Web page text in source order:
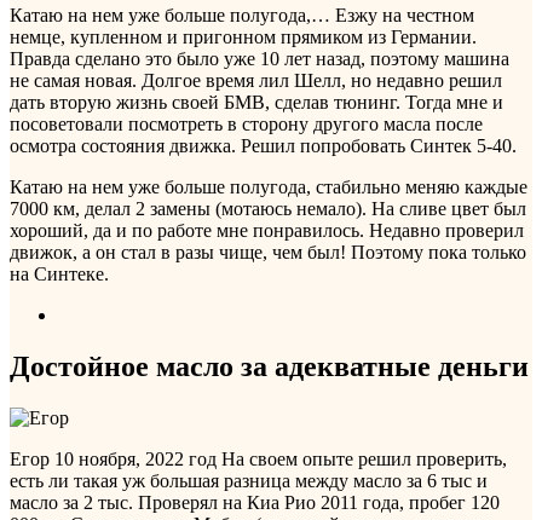
Катаю на нем уже больше полугода,… Езжу на честном
немце, купленном и пригонном прямиком из Германии.
Правда сделано это было уже 10 лет назад, поэтому машина
не самая новая. Долгое время лил Шелл, но недавно решил
дать вторую жизнь своей БМВ, сделав тюнинг. Тогда мне и
посоветовали посмотреть в сторону другого масла после
осмотра состояния движка. Решил попробовать Синтек 5-40.
Катаю на нем уже больше полугода, стабильно меняю каждые
7000 км, делал 2 замены (мотаюсь немало). На сливе цвет был
хороший, да и по работе мне понравилось. Недавно проверил
движок, а он стал в разы чище, чем был! Поэтому пока только
на Синтеке.
Достойное масло за адекватные деньги
Егор 10 ноября, 2022 год На своем опыте решил проверить,
есть ли такая уж большая разница между масло за 6 тыс и
масло за 2 тыс. Проверял на Киа Рио 2011 года, пробег 120